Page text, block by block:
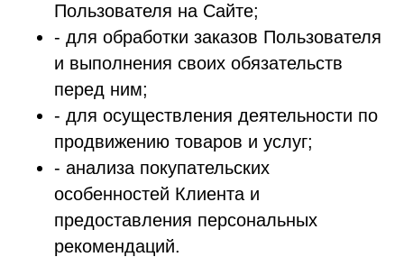
Пользователя на Сайте;
- для обработки заказов Пользователя
и выполнения своих обязательств
перед ним;
- для осуществления деятельности по
продвижению товаров и услуг;
- анализа покупательских
особенностей Клиента и
предоставления персональных
рекомендаций.